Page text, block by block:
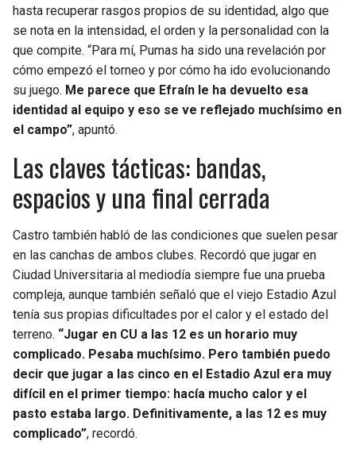
hasta recuperar rasgos propios de su identidad, algo que
se nota en la intensidad, el orden y la personalidad con la
que compite. “Para mí, Pumas ha sido una revelación por
cómo empezó el torneo y por cómo ha ido evolucionando
su juego. Me parece que Efraín le ha devuelto esa
identidad al equipo y eso se ve reflejado muchísimo en
el campo”, apuntó.
Las claves tácticas: bandas,
espacios y una final cerrada
Castro también habló de las condiciones que suelen pesar
en las canchas de ambos clubes. Recordó que jugar en
Ciudad Universitaria al mediodía siempre fue una prueba
compleja, aunque también señaló que el viejo Estadio Azul
tenía sus propias dificultades por el calor y el estado del
terreno. “Jugar en CU a las 12 es un horario muy
complicado. Pesaba muchísimo. Pero también puedo
decir que jugar a las cinco en el Estadio Azul era muy
difícil en el primer tiempo: hacía mucho calor y el
pasto estaba largo. Definitivamente, a las 12 es muy
complicado”, recordó.